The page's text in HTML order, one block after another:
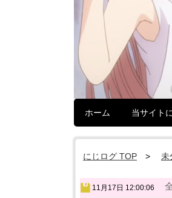
ホーム 当サイト
にじログ TOP 未
11月17日 12:00:06